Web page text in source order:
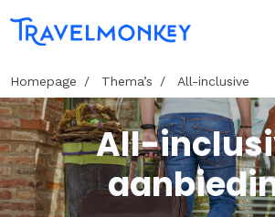
Homepage Thema’s All-inclusive
All-